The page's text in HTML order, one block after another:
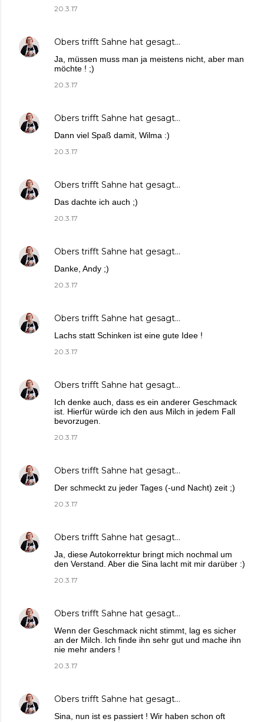
20.3.17
Obers trifft Sahne hat gesagt…
Ja, müssen muss man ja meistens nicht, aber man
möchte ! ;)
20.3.17
Obers trifft Sahne hat gesagt…
Dann viel Spaß damit, Wilma :)
20.3.17
Obers trifft Sahne hat gesagt…
Das dachte ich auch ;)
20.3.17
Obers trifft Sahne hat gesagt…
Danke, Andy ;)
20.3.17
Obers trifft Sahne hat gesagt…
Lachs statt Schinken ist eine gute Idee !
20.3.17
Obers trifft Sahne hat gesagt…
Ich denke auch, dass es ein anderer Geschmack
ist. Hierfür würde ich den aus Milch in jedem Fall
bevorzugen.
20.3.17
Obers trifft Sahne hat gesagt…
Der schmeckt zu jeder Tages (-und Nacht) zeit ;)
20.3.17
Obers trifft Sahne hat gesagt…
Ja, diese Autokorrektur bringt mich nochmal um
den Verstand. Aber die Sina lacht mit mir darüber :)
20.3.17
Obers trifft Sahne hat gesagt…
Wenn der Geschmack nicht stimmt, lag es sicher
an der Milch. Ich finde ihn sehr gut und mache ihn
nie mehr anders !
20.3.17
Obers trifft Sahne hat gesagt…
Sina, nun ist es passiert ! Wir haben schon oft